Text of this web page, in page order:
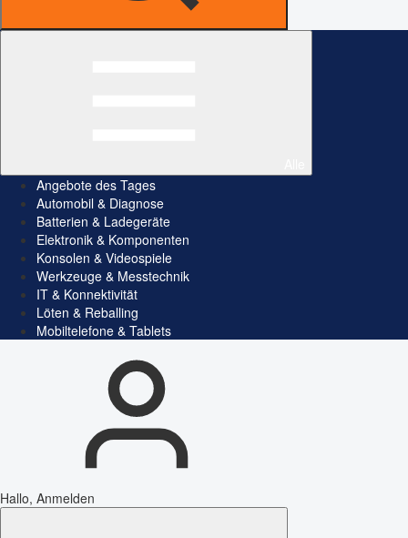
Angebote des Tages
Automobil & Diagnose
Batterien & Ladegeräte
Elektronik & Komponenten
Konsolen & Videospiele
Werkzeuge & Messtechnik
IT & Konnektivität
Löten & Reballing
Mobiltelefone & Tablets
Hallo, Anmelden